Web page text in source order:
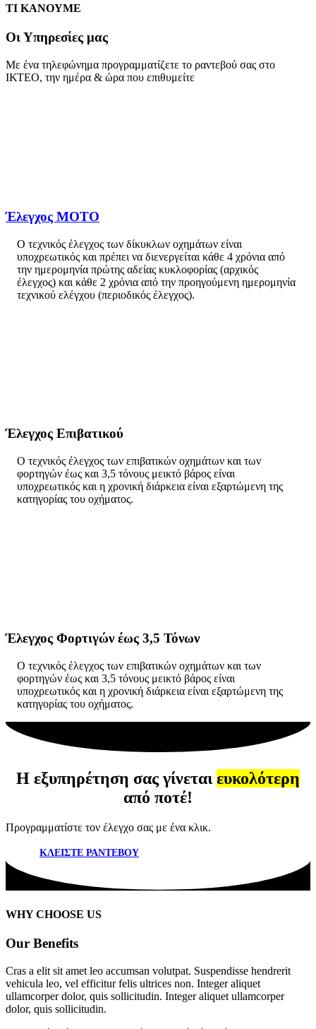
ΤΙ ΚΑΝΟΥΜΕ
Οι Υπηρεσίες μας
Με ένα τηλεφώνημα προγραμματίζετε το ραντεβού σας στο
ΙΚΤΕΟ, την ημέρα & ώρα που επιθυμείτε
Έλεγχος ΜΟΤΟ
Ο τεχνικός έλεγχος των δίκυκλων οχημάτων είναι
υποχρεωτικός και πρέπει να διενεργείται κάθε 4 χρόνια από
την ημερομηνία πρώτης αδείας κυκλοφορίας (αρχικός
έλεγχος) και κάθε 2 χρόνια από την προηγούμενη ημερομηνία
τεχνικού ελέγχου (περιοδικός έλεγχος).
Έλεγχος Επιβατικού
Ο τεχνικός έλεγχος των επιβατικών οχημάτων και των
φορτηγών έως και 3,5 τόνους μεικτό βάρος είναι
υποχρεωτικός και η χρονική διάρκεια είναι εξαρτώμενη της
κατηγορίας του οχήματος.
Έλεγχος Φορτιγών έως 3,5 Τόνων
Ο τεχνικός έλεγχος των επιβατικών οχημάτων και των
φορτηγών έως και 3,5 τόνους μεικτό βάρος είναι
υποχρεωτικός και η χρονική διάρκεια είναι εξαρτώμενη της
κατηγορίας του οχήματος.
Η εξυπηρέτηση σας γίνεταιευκολότερη
από ποτέ!
Προγραμματίστε τον έλεγχο σας με ένα κλικ.
ΚΛΕΙΣΤΕ ΡΑΝΤΕΒΟΥ
WHY CHOOSE US
Our Benefits
Cras a elit sit amet leo accumsan volutpat. Suspendisse hendrerit
vehicula leo, vel efficitur felis ultrices non. Integer aliquet
ullamcorper dolor, quis sollicitudin. Integer aliquet ullamcorper
dolor, quis sollicitudin.